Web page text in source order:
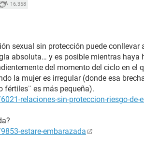
16.358
sexual sin protección puede conllevar
absoluta… y es posible mientras haya
del momento del ciclo en el
la mujer es irregular (donde esa
fértiles¨ es más pequeña).
relaciones-sin-proteccion-riesgo-de-
estare-embarazada